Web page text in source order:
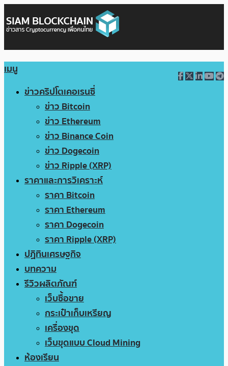
เมนู
ข่าวคริปโตเคอเรนซี่
ข่าว Bitcoin
ข่าว Ethereum
ข่าว Binance Coin
ข่าว Dogecoin
ข่าว Ripple (XRP)
ราคาและการวิเคราะห์
ราคา Bitcoin
ราคา Ethereum
ราคา Dogecoin
ราคา Ripple (XRP)
ปฏิทินเศรษฐกิจ
บทความ
รีวิวผลิตภัณฑ์
เว็บซื้อขาย
กระเป๋าเก็บเหรียญ
เครื่องขุด
เว็บขุดแบบ Cloud Mining
ห้องเรียน